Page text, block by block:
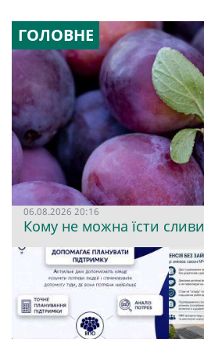
ГОЛОВНЕ
06.08.2026 20:16
Кому не можна їсти сливи